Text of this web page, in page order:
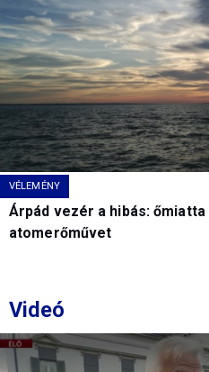
VÉLEMÉNY
Árpád vezér a hibás:
atomerőművet
Videó